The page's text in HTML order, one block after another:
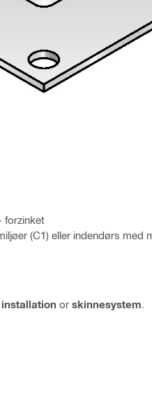
forzinket
(C1) eller indendørs med
installation or skinnesystem